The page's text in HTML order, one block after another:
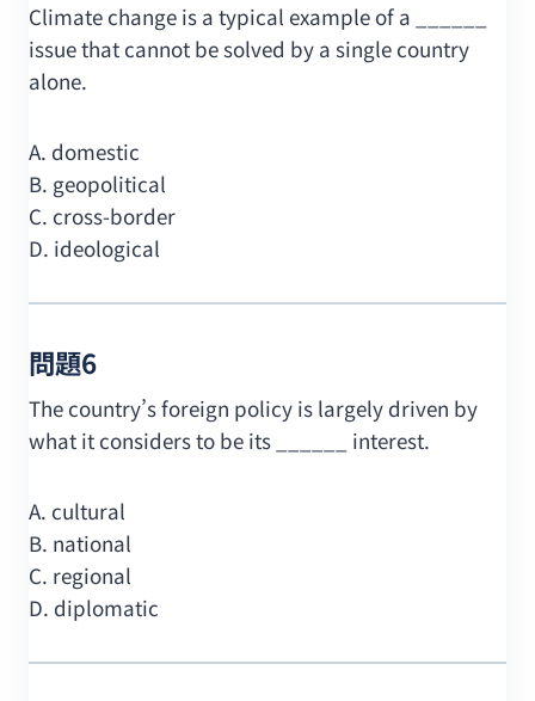
Climate change is a typical example of a ______
issue that cannot be solved by a single country
alone.
A. domestic
B. geopolitical
C. cross-border
D. ideological
問題6
The country’s foreign policy is largely driven by
what it considers to be its ______ interest.
A. cultural
B. national
C. regional
D. diplomatic